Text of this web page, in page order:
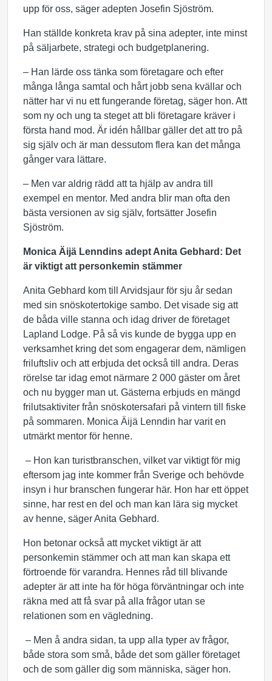
upp för oss, säger adepten Josefin Sjöström.
Han ställde konkreta krav på sina adepter, inte minst
på säljarbete, strategi och budgetplanering.
– Han lärde oss tänka som företagare och efter
många långa samtal och hårt jobb sena kvällar och
nätter har vi nu ett fungerande företag, säger hon. Att
som ny och ung ta steget att bli företagare kräver i
första hand mod. Är idén hållbar gäller det att tro på
sig själv och är man dessutom flera kan det många
gånger vara lättare.
– Men var aldrig rädd att ta hjälp av andra till
exempel en mentor. Med andra blir man ofta den
bästa versionen av sig själv, fortsätter Josefin
Sjöström.
Monica Äijä Lenndins adept Anita Gebhard: Det
är viktigt att personkemin stämmer
Anita Gebhard kom till Arvidsjaur för sju år sedan
med sin snöskotertokige sambo. Det visade sig att
de båda ville stanna och idag driver de företaget
Lapland Lodge. På så vis kunde de bygga upp en
verksamhet kring det som engagerar dem, nämligen
friluftsliv och att erbjuda det också till andra. Deras
rörelse tar idag emot närmare 2 000 gäster om året
och nu bygger man ut. Gästerna erbjuds en mängd
frilutsaktiviter från snöskotersafari på vintern till fiske
på sommaren. Monica Äijä Lenndin har varit en
utmärkt mentor för henne.
– Hon kan turistbranschen, vilket var viktigt för mig
eftersom jag inte kommer från Sverige och behövde
insyn i hur branschen fungerar här. Hon har ett öppet
sinne, har rest en del och man kan lära sig mycket
av henne, säger Anita Gebhard.
Hon betonar också att mycket viktigt är att
personkemin stämmer och att man kan skapa ett
förtroende för varandra. Hennes råd till blivande
adepter är att inte ha för höga förväntningar och inte
räkna med att få svar på alla frågor utan se
relationen som en vägledning.
– Men å andra sidan, ta upp alla typer av frågor,
både stora som små, både det som gäller företaget
och de som gäller dig som människa, säger hon.